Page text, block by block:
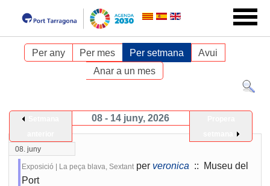
Per any Per mes Per setmana
Avui
Anar a un mes
08 - 14 juny, 2026
08. juny
Exposició | La peça blava, Sextant per veronica :: Museu del
Port